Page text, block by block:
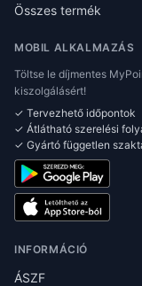
Összes termék
MOBIL ALKALMAZÁS
Töltse le díjmentes
kiszolgálásért!
✓ Tervezhető időpontok
✓ Átlátható szerelési
✓ Gyártó független
INFORMÁCIÓ
ÁSZF